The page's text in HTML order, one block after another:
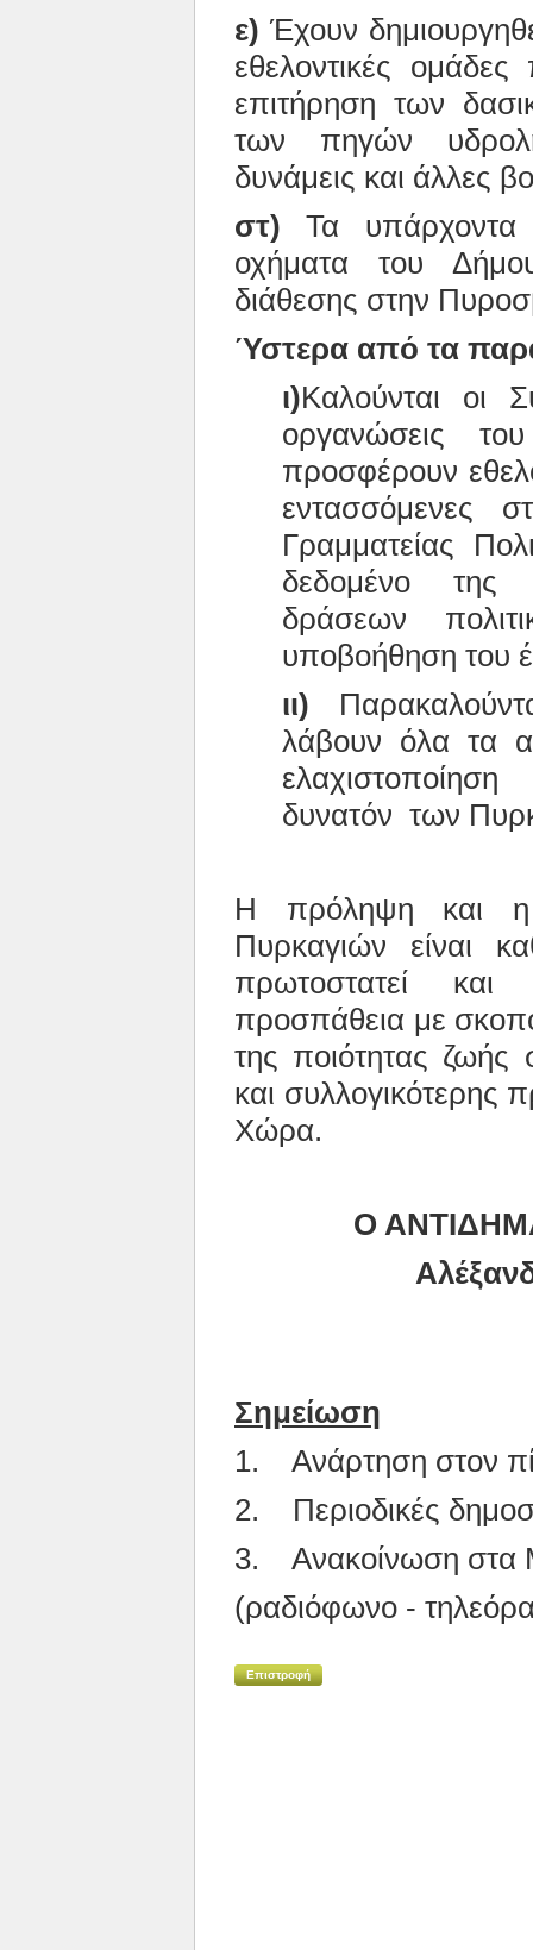
ε) Έχουν
εθελοντικές
επιτήρηση των
των πηγών
δυνάμεις και άλλες
στ) Τα υπάρχοντα
οχήματα του
διάθεσης στην
Ύστερα από τα
ι)Καλούνται οι
οργανώσεις
προσφέρουν
εντασσόμενες
Γραμματείας
δεδομένο της
δράσεων
υποβοήθηση του
ιι)
λάβουν όλα τα
δυνατόν των
Η πρόληψη και η
Πυρκαγιών είναι
πρωτοστατεί και
προσπάθεια με
της ποιότητας ζωής
και συλλογικότερης
Χώρα.
Ο
Σημείωση
1. Ανάρτηση στον
2. Περιοδικές
3. Ανακοίνωση
(ραδιόφωνο -